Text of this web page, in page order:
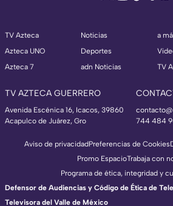
TV Azteca
Azteca UNO
Azteca 7
Noticias
Deportes
adn Noticias
a
TV
TV AZTECA GUERRERO
Avenida Escénica 16, Icacos, 39860
Acapulco de Juárez, Gro
744 484
Aviso de privacidadPreferencias de Cookies
Promo EspacioTrabaja con
Programa de ética, integridad y
Defensor de Audiencias y Código de Ética de
Televisora del Valle de México